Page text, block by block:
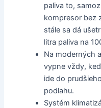
paliva to,
kompresor bez
stále sa dá
litra paliva na
Na moderných
vypne vždy,
ide do
podlahu.
Systém